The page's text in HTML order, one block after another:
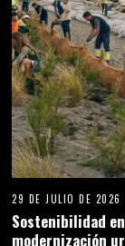
Sostenibilidad
modernización